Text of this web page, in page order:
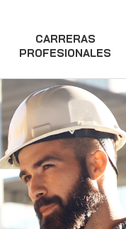
CARRERAS
PROFESIONALES